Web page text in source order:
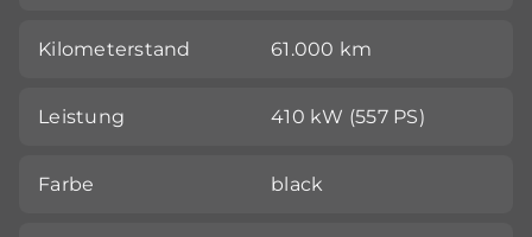
Kilometerstand 61.000 km
Leistung 410 kW (557 PS)
Farbe black